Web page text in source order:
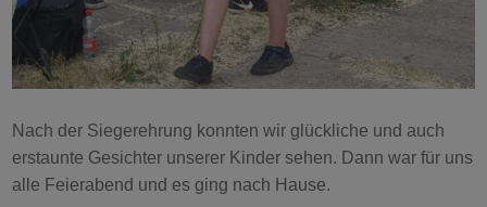
Nach der Siegerehrung konnten wir glückliche und auch
erstaunte Gesichter unserer Kinder sehen. Dann war für uns
alle Feierabend und es ging nach Hause.